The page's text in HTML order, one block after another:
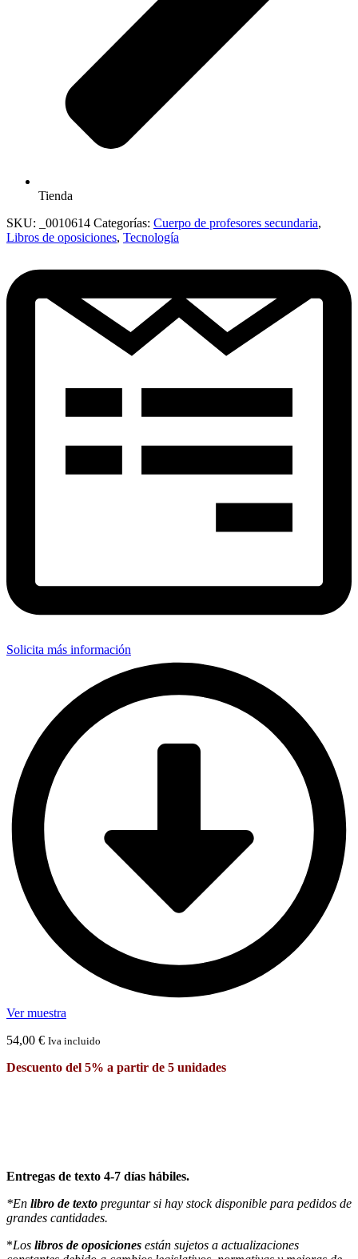
Tienda
SKU:
_0010614 Categorías: Cuerpo de profesores secundaria,
Libros de oposiciones, Tecnología
Solicita más información
Ver muestra
54,00 € Iva incluido
Descuento del 5% a partir de 5 unidades
Entregas de texto 4-7 días hábiles.
*En libro de texto preguntar si hay stock disponible para pedidos de
grandes cantidades.
*Los libros de oposiciones están sujetos a actualizaciones